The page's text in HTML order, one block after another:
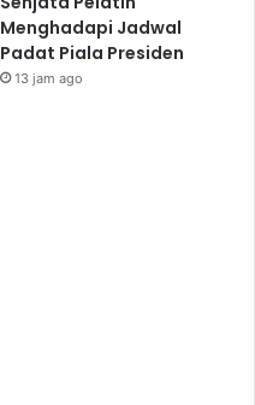
Menghadapi Jadwal
Padat Piala Presiden
13 jam ago